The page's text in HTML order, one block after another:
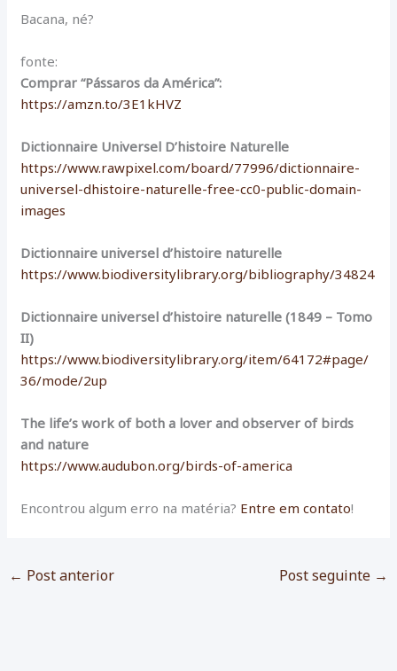
Bacana, né?
fonte:
Comprar “Pássaros da América”:
https://amzn.to/3E1kHVZ
Dictionnaire Universel D’histoire Naturelle
https://www.rawpixel.com/board/77996/dictionnaire-
universel-dhistoire-naturelle-free-cc0-public-domain-
images
Dictionnaire universel d’histoire naturelle
https://www.biodiversitylibrary.org/bibliography/34824
Dictionnaire universel d’histoire naturelle (1849 – Tomo
II)
https://www.biodiversitylibrary.org/item/64172#page/
36/mode/2up
The life’s work of both a lover and observer of birds
and nature
https://www.audubon.org/birds-of-america
Encontrou algum erro na matéria? Entre em contato!
← Post anterior Post seguinte →